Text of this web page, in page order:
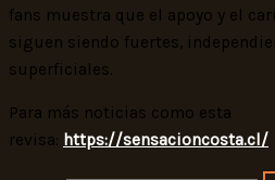
fans muestra que el apoyo y el
siguen siendo fuertes,
superficiales.
Para más noticias como esta
revisa: https://sensacioncosta.cl/